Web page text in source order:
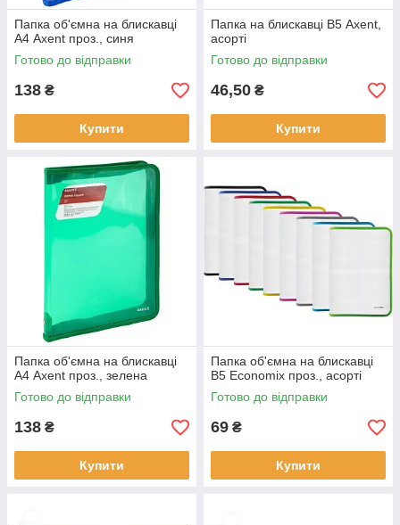
Папка об'ємна на блискавці
А4 Axent проз., синя
Готово до відправки
138 ₴
Купити
Папка на блискавці В5 Axent,
асорті
Готово до відправки
46,50 ₴
Купити
Папка об'ємна на блискавці
А4 Axent проз., зелена
Готово до відправки
138 ₴
Купити
Папка об'ємна на блискавці
В5 Economix проз., асорті
Готово до відправки
69 ₴
Купити